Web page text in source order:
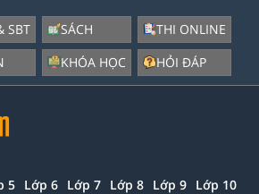
SBT
SÁCH
KHÓA HỌC
THI ONLINE
HỎI ĐÁP
5 Lớp 6 Lớp 7 Lớp 8 Lớp 9 Lớp 10